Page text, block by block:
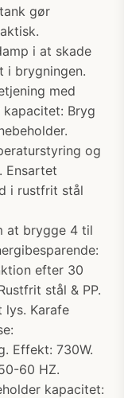
gør
i at skade
i brygningen.
med
Bryg
og
Ensartet
i rustfrit stål
at brygge 4 til
efter 30
stål & PP.
lys. Karafe
Effekt: 730W.
60 HZ.
kapacitet: